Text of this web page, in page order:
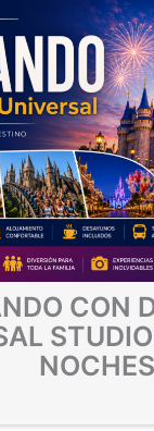
CON
NOCHES